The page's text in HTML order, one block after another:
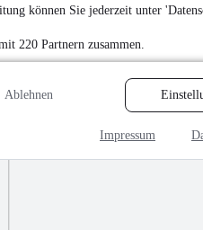
können Sie jederzeit unter
220 Partnern zusammen.
Ablehnen
Impressum